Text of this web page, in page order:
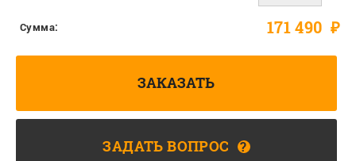
Сумма: 171 490 ₽
ЗАКАЗАТЬ
ЗАДАТЬ ВОПРОС ?